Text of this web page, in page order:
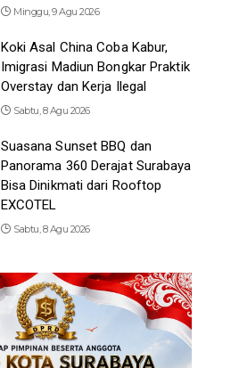
Minggu, 9 Agu 2026
Koki Asal China Coba Kabur,
Imigrasi Madiun Bongkar Praktik
Overstay dan Kerja Ilegal
Sabtu, 8 Agu 2026
Suasana Sunset BBQ dan
Panorama 360 Derajat Surabaya
Bisa Dinikmati dari Rooftop
EXCOTEL
Sabtu, 8 Agu 2026